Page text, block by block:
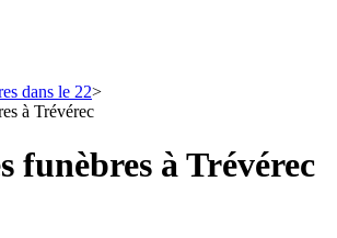
dans le 22
à Trévérec
funèbres à Trévérec